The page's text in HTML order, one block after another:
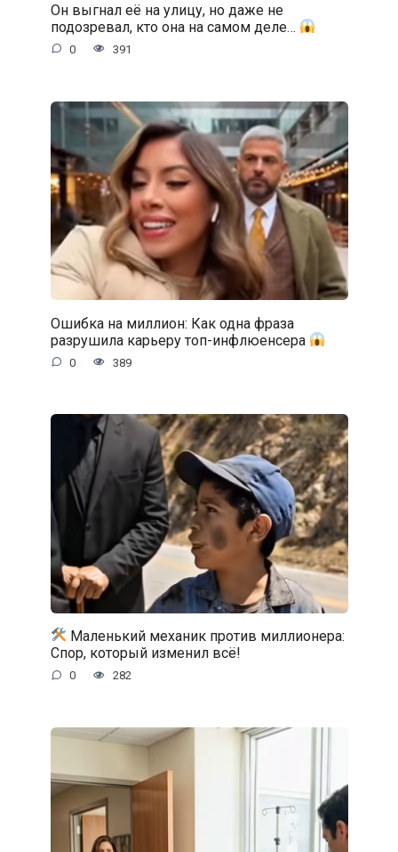
Он выгнал её на улицу, но даже не
подозревал, кто она на самом деле…
0 391
Ошибка на миллион: Как одна фраза
разрушила карьеру топ-инфлюенсера
0 389
Маленький механик против миллионера:
Спор, который изменил всё!
0 282